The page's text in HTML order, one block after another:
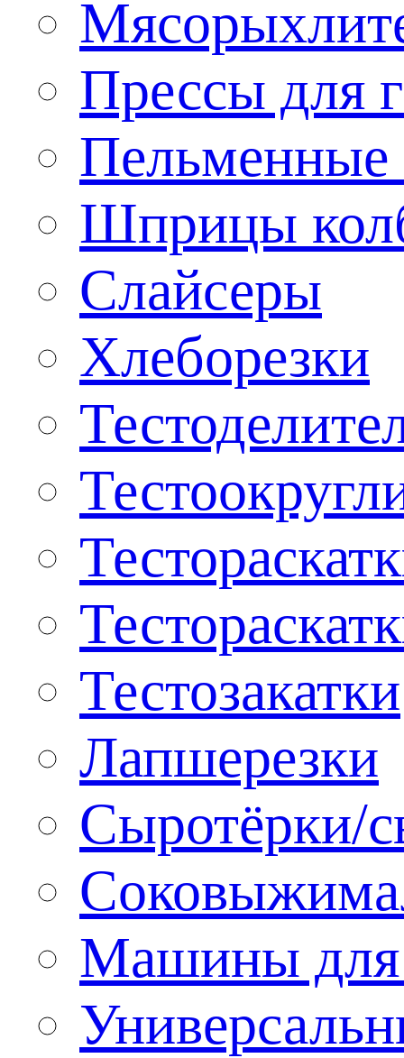
Прессы для
Пельменные
Шприцы
Слайсеры
Хлеборезки
Тестозакатки
Лапшерезки
Сыротёрки/
Машины для